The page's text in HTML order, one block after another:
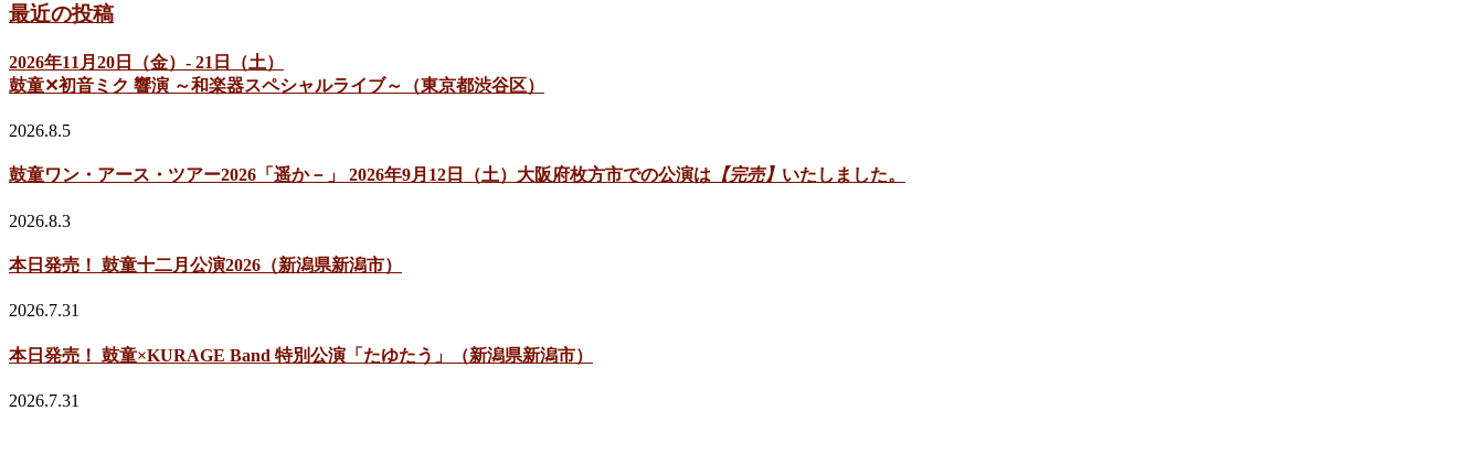
最近の投稿
2026年11月20日（金）- 21日（土）
鼓童✕初音ミク 響演 ～和楽器スペシャルライブ～（東京都渋谷区）
2026.8.5
鼓童ワン・アース・ツアー2026「遥か－」 2026年9月12日（土）大阪府枚方市での公演は 【完売】 いたしました。
2026.8.3
本日発売！ 鼓童十二月公演2026（新潟県新潟市）
2026.7.31
本日発売！ 鼓童×KURAGE Band 特別公演「たゆたう」（新潟県新潟市）
2026.7.31